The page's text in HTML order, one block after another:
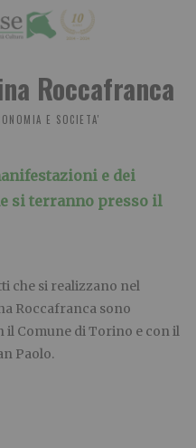
Roccafranca
E SOCIETA'
e dei
si terranno presso il
che si realizzano nel
Roccafranca sono
il Comune di Torino e con il
Paolo.